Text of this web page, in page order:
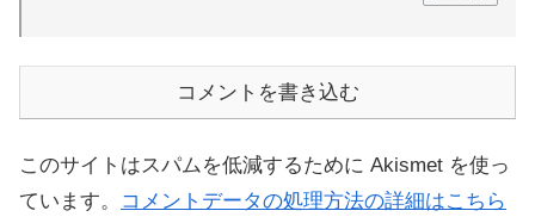
コメントを書き込む
このサイトはスパムを低減するために Akismet を使っ
ています。
コメントデータの処理方法の詳細はこちら